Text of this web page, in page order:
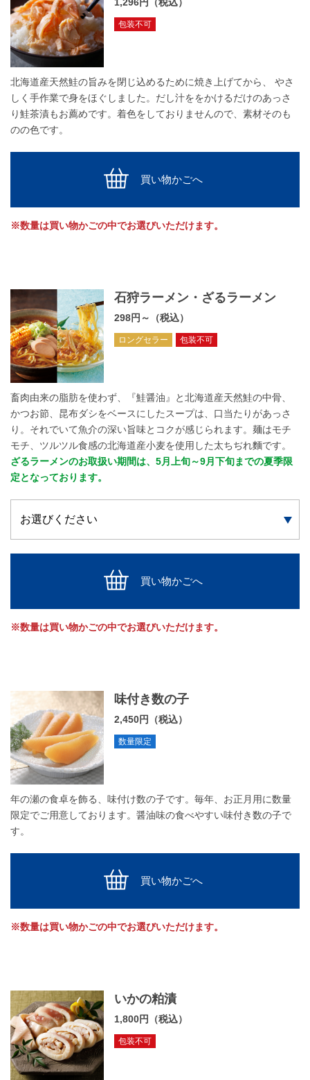
包装不可
北海道産天然鮭の旨みを閉じ込めるために焼き上げてから、 やさ
しく手作業で身をほぐしました。だし汁ををかけるだけのあっさ
り鮭茶漬もお薦めです。着色をしておりませんので、素材そのも
のの色です。
買い物かごへ
※数量は買い物かごの中でお選びいただけます。
石狩ラーメン・ざるラーメン
298円～（税込）
ロングセラー 包装不可
畜肉由来の脂肪を使わず、『鮭醤油』と北海道産天然鮭の中骨、
かつお節、昆布ダシをベースにしたスープは、口当たりがあっさ
り。それでいて魚介の深い旨味とコクが感じられます。麺はモチ
モチ、ツルツル食感の北海道産小麦を使用した太ちぢれ麵です。
ざるラーメンのお取扱い期間は、5月上旬～9月下旬までの夏季限
定となっております。
買い物かごへ
※数量は買い物かごの中でお選びいただけます。
味付き数の子
2,450円（税込）
数量限定
年の瀬の食卓を飾る、味付け数の子です。毎年、お正月用に数量
限定でご用意しております。醤油味の食べやすい味付き数の子で
す。
買い物かごへ
※数量は買い物かごの中でお選びいただけます。
いかの粕漬
1,800円（税込）
包装不可